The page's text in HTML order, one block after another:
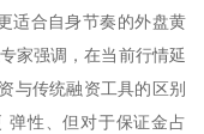
适合自身节奏的外盘黄
家强调，在当前行情延
与传统融资工具的区别
弹性、但对于保证金占